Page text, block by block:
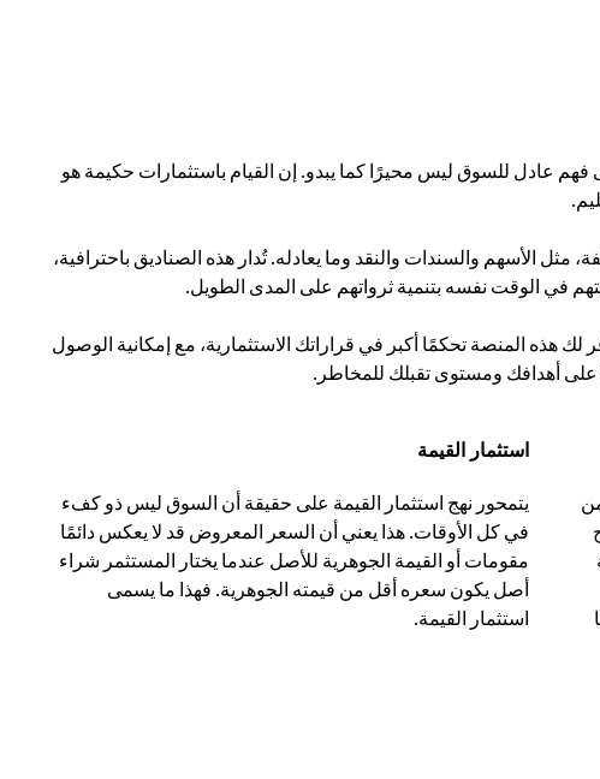
فهم عادل للسوق ليس محيرًا كما يبدو. إن القيام باستثمارات حكيمة هو
الأسهم والسندات والنقد وما يعادله. تُدار هذه الصناديق باحترافية،
في الوقت نفسه بتنمية ثرواتهم على المدى الطويل.
لك هذه المنصة تحكمًا أكبر في قراراتك الاستثمارية، مع إمكانية الوصول
على أهدافك ومستوى تقبلك للمخاطر.
استثمار القيمة
يتمحور نهج استثمار القيمة على حقيقة أن السوق ليس ذو كفء
في كل الأوقات. هذا يعني أن السعر المعروض قد لا يعكس دائمًا
مقومات أو القيمة الجوهرية للأصل عندما يختار المستثمر شراء
أصل يكون سعره أقل من قيمته الجوهرية. فهذا ما يسمى
استثمار القيمة.